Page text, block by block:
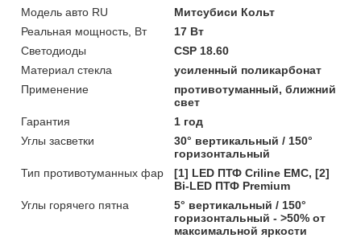
Модель авто RU
Митсубиси Кольт
Реальная мощность, Вт
17 Вт
Светодиоды
CSP 18.60
Материал стекла
усиленный поликарбонат
Применение
противотуманный, ближний
свет
Гарантия
1 год
Углы засветки
30° вертикальный / 150°
горизонтальный
Тип противотуманных фар
[1] LED ПТФ Crilinе EMC, [2]
Bi-LED ПТФ Premium
Углы горячего пятна
5° вертикальный / 150°
горизонтальный - >50% от
максимальной яркости